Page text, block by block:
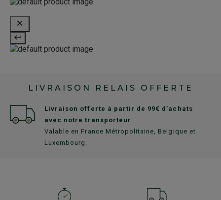
LIVRAISON RELAIS OFFERTE
Livraison offerte à partir de 99€ d'achats
avec notre transporteur
Valable en France Métropolitaine, Belgique et
Luxembourg.